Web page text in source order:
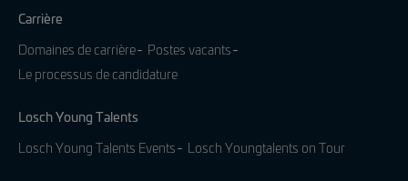
Carrière
Domaines de carrière
Postes vacants
Le processus de candidature
Losch Young Talents
Losch Young Talents Events Losch Youngtalents on Tour